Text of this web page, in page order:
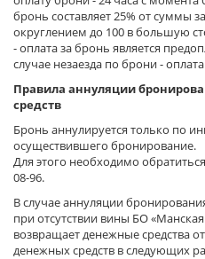
бронь составляет 25% от суммы
округлением до 100 в большую
- оплата за бронь является
случае незаезда по брони -
Правила аннуляции
средств
Бронь аннулируется только по
осуществившего бронирование.
Для этого необходимо
08-96.
В случае аннуляции
при отсутствии вины БО
возвращает денежные средства
денежных средств в следующих